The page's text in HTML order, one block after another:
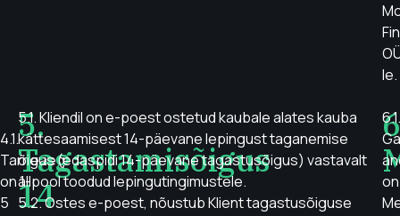
le.
4.1.
Tarneaeg
on 1-
5
5.
Tagastamisõigus
14
5.1. Kliendil on e-poest ostetud kaubale alates kauba
kättesaamisest 14-päevane lepingust taganemise
õigus (edaspidi 14-päevane tagastusõigus) vastavalt
allpool toodud lepingutingimustele.
5.2. Ostes e-poest, nõustub Klient tagastusõiguse
6.1.
on